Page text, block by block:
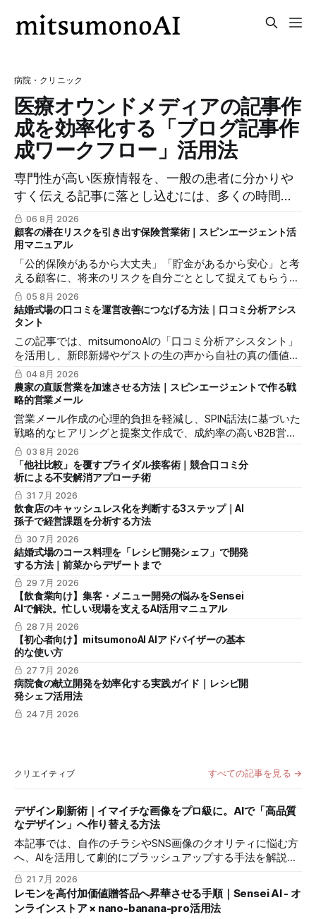
病院・クリニック
医療オウンドメディアの記事作
成を効率化する「ブログ記事作
成ワークフロー」活用法
専門性が高い医療情報を、一般の患者に分かりや
すく伝える記事に落とし込むには、多くの時間を
要します。この記事では、mitsumonoAIの「ブロ
グ記事作成ワークフロー」を活用し、SEOに配慮
した質の高いブログ記事を効率的に作成し、発信
力を最大化する方法を解説します。
06 8月 2026
顧客の潜在リスクを引き出す保険営業術｜スピンエージェント活
用マニュアル
「公的保険があるから大丈夫」「貯金があるから安心」と考
える顧客に、将来のリスクを自分ごととして捉えてもらうの
は簡単ではありません。この記事では、mitsumonoAIの「ス
ピンエージェント」を活用し、顧客の反論すらも対話の糸口
に変え、納得感を高めて成約に繋げる具体的な3つのステッ
プを解説します。
05 8月 2026
結婚式場の口コミを運営改善につなげる方法｜口コミ分析アシス
タント
この記事では、mitsumonoAIの「口コミ分析アシスタント」
を活用し、新郎新婦やゲストの生の声から自社の真の価値を
抽出し、来館予約率（CVR）を向上させる具体的な3つのス
テップを解説します。
04 8月 2026
農家の直販営業を加速させる方法｜スピンエージェントで作る戦
略的営業メール
営業メール作成の心理的負担を軽減し、SPIN話法に基づいた
戦略的なヒアリングと提案文作成で、成約率の高いB2B営業
を実現するmitsumonoAIの活用法を解説します。
03 8月 2026
「他社比較」を覆すブライダル接客術｜競合口コミ分
析による不安解消アプローチ術
31 7月 2026
飲食店のキャッシュレス化を判断する3ステップ｜AI
孫子で経営課題を分析する方法
30 7月 2026
結婚式場のコース料理を「レシピ開発シェフ」で開発
する方法｜前菜からデザートまで
29 7月 2026
【飲食業向け】集客・メニュー開発の悩みをSensei
AIで解決。忙しい現場を支えるAI活用マニュアル
28 7月 2026
【初心者向け】mitsumonoAI AIアドバイザーの基本
的な使い方
27 7月 2026
病院食の献立開発を効率化する実践ガイド｜レシピ開
発シェフ活用法
24 7月 2026
クリエイティブ すべての記事を見る →
デザイン刷新術｜イマイチな画像をプロ級に。AIで「高品質
なデザイン」へ作り替える方法
本記事では、自作のチラシやSNS画像のクオリティに悩む方
へ、AIを活用して劇的にブラッシュアップする手法を解説し
ます。
21 7月 2026
レモンを高付加価値贈答品へ昇華させる手順｜Sensei AI - オ
ンラインストア × nano-banana-pro活用法